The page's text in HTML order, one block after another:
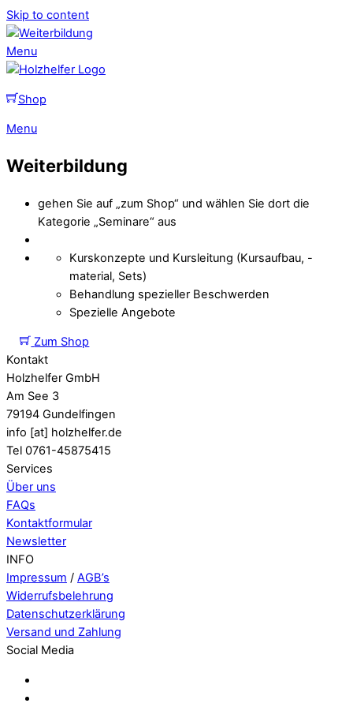
Skip to content
Menu
Shop
Menu
Weiterbildung
gehen Sie auf „zum Shop“ und wählen Sie dort die
Kategorie „Seminare“ aus
Kurskonzepte und Kursleitung (Kursaufbau, -
material, Sets)
Behandlung spezieller Beschwerden
Spezielle Angebote
Zum Shop
Kontakt
Holzhelfer GmbH
Am See 3
79194 Gundelfingen
info [at] holzhelfer.de
Tel 0761-45875415
Services
Über uns
FAQs
Kontaktformular
Newsletter
INFO
Impressum / AGB’s
Widerrufsbelehrung
Datenschutzerklärung
Versand und Zahlung
Social Media